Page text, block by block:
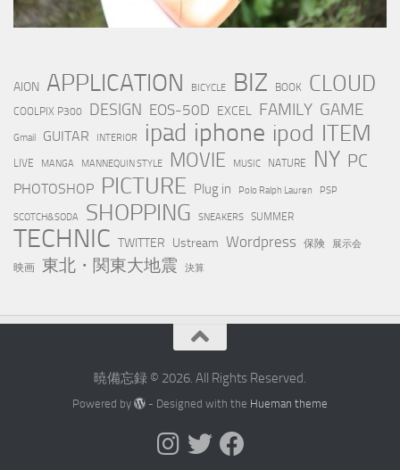
AION APPLICATION BICYCLE BIZ BOOK CLOUD
COOLPIX P300 DESIGN EOS-50D EXCEL FAMILY GAME
Gmail GUITAR INTERIOR ipad iphone ipod ITEM
LIVE MANGA MANNEQUIN STYLE MOVIE MUSIC NATURE NY PC
PHOTOSHOP PICTURE Plug in Polo Ralph Lauren PSP
SCOTCH&SODA SHOPPING SNEAKERS SUMMER
TECHNIC TWITTER Ustream Wordpress 保険 展示会
映画 東北・関東大地震 決算
暁備忘録 © 2026. All Rights Reserved.
Powered by - Designed with the Hueman theme